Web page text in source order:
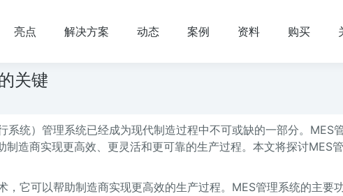
亮点 解决方案 动态 案例 资料 购买
关键
系统）管理系统已经成为现代制造过程中不可或缺的一部分。MES
造商实现更高效、更灵活和更可靠的生产过程。本文将探讨MES
，它可以帮助制造商实现更高效的生产过程。MES管理系统的主要